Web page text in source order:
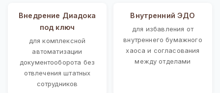
Внедрение Диадока
под ключ
для комплексной
автоматизации
документооборота без
отвлечения штатных
сотрудников
Внутренний ЭДО
для избавления от
внутреннего бумажного
хаоса и согласования
между отделами